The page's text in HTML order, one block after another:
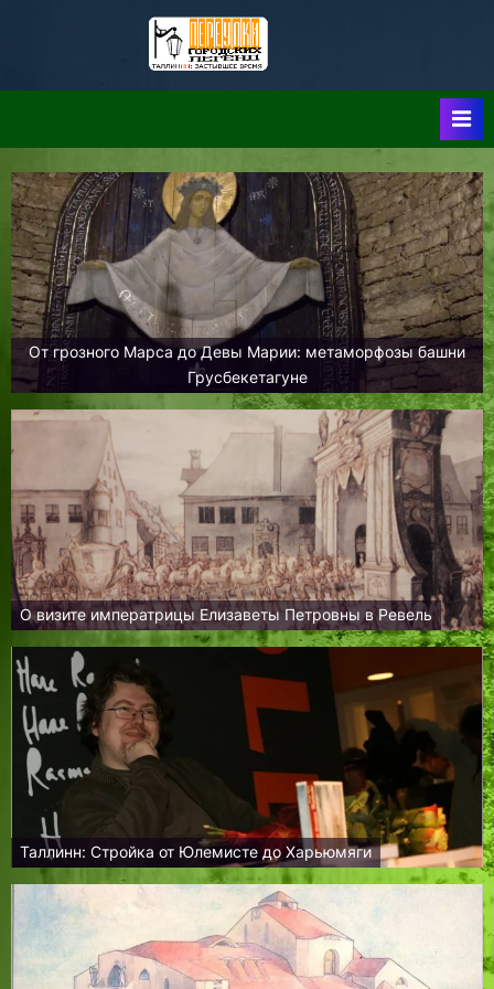
Переулки
Легенд
От грозного Марса до Девы Марии: метаморфозы башни
Грусбекетагуне
О визите императрицы Елизаветы Петровны в Ревель
Таллинн: Стройка от Юлемисте до Харьюмяги